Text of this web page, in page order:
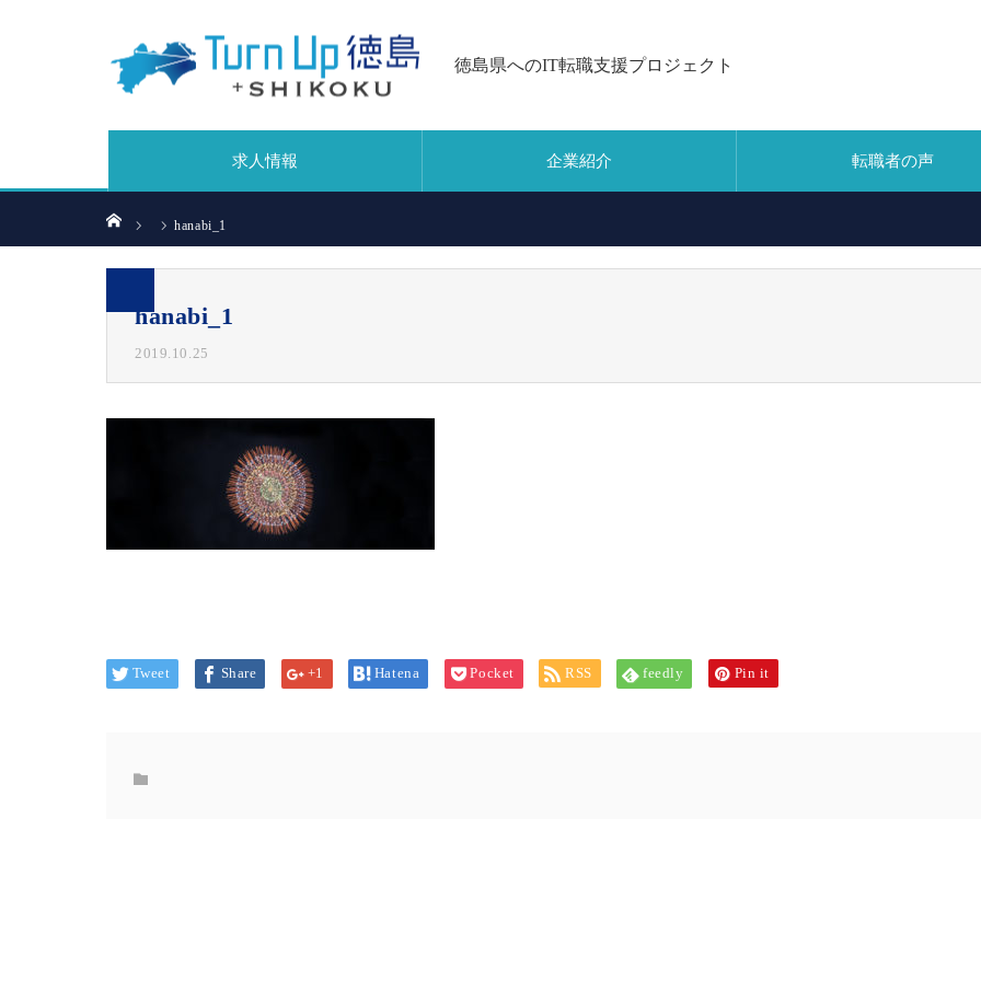
徳島県へのIT転職支援プロジェクト
求人情報 企業紹介 転職者の声
ホーム hanabi_1
hanabi_1
2019.10.25
Tweet Share +1 Hatena Pocket RSS feedly Pin it